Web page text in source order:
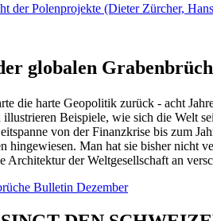
der Polenprojekte (Dieter Zürcher,
globalen
die harte Geopolitik zurück - acht
Beispiele, wie sich die Welt
von der Finanzkrise bis zum
hingewiesen. Man hat sie bisher nicht
Architektur der Weltgesellschaft an
Bulletin Dezember